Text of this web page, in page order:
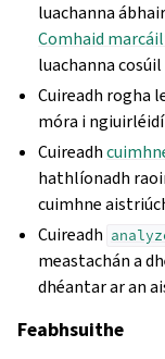
luachanna
Comhaid
luachanna
Cuireadh rogha
móra i
Cuireadh
hathlíonadh
cuimhne
Cuireadh
meastachán a
dhéantar ar an
Feabhsuithe